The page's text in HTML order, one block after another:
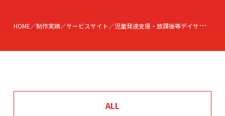
HOME 制作実績 サービスサイト 児童発達支援・放課後等デイサービス ぴじょん様
ALL